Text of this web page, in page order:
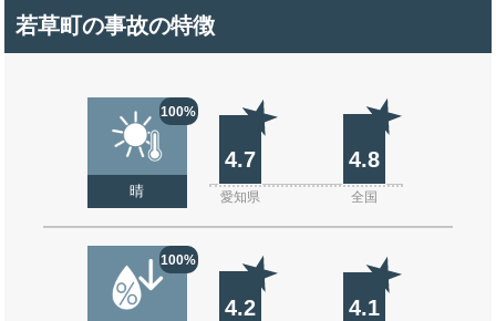
若草町の事故の特徴
100%
晴
4.7 4.8
愛知県 全国
100%
4.2 4.1